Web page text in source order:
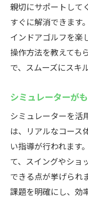
親切にサポートして
すぐに解消できます
インドアゴルフを楽
操作方法を教えても
で、スムーズにスキ
シミュレーターが
シミュレーターを活
は、リアルなコース
い指導が行われます
て、スイングやショ
できる点が挙げられ
課題を明確にし、効